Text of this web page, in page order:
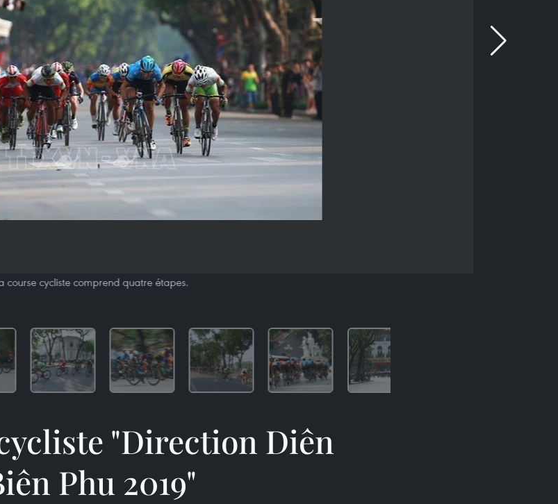
course cycliste comprend quatre étapes.
"Direction Diên
Phu 2019"